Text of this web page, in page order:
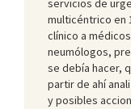
multicéntrico en
clínico a
neumólogos,
se debía hacer,
partir de ahí
y posibles